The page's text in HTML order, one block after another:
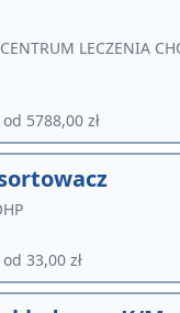
LECZENIA
od 5788,00 zł
od 33,00 zł